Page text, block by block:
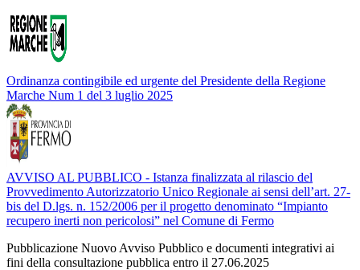
Ordinanza contingibile ed urgente del Presidente della Regione
Marche Num 1 del 3 luglio 2025
AVVISO AL PUBBLICO - Istanza finalizzata al rilascio del
Provvedimento Autorizzatorio Unico Regionale ai sensi dell’art. 27-
bis del D.lgs. n. 152/2006 per il progetto denominato “Impianto
recupero inerti non pericolosi” nel Comune di Fermo
Pubblicazione Nuovo Avviso Pubblico e documenti integrativi ai
fini della consultazione pubblica entro il 27.06.2025